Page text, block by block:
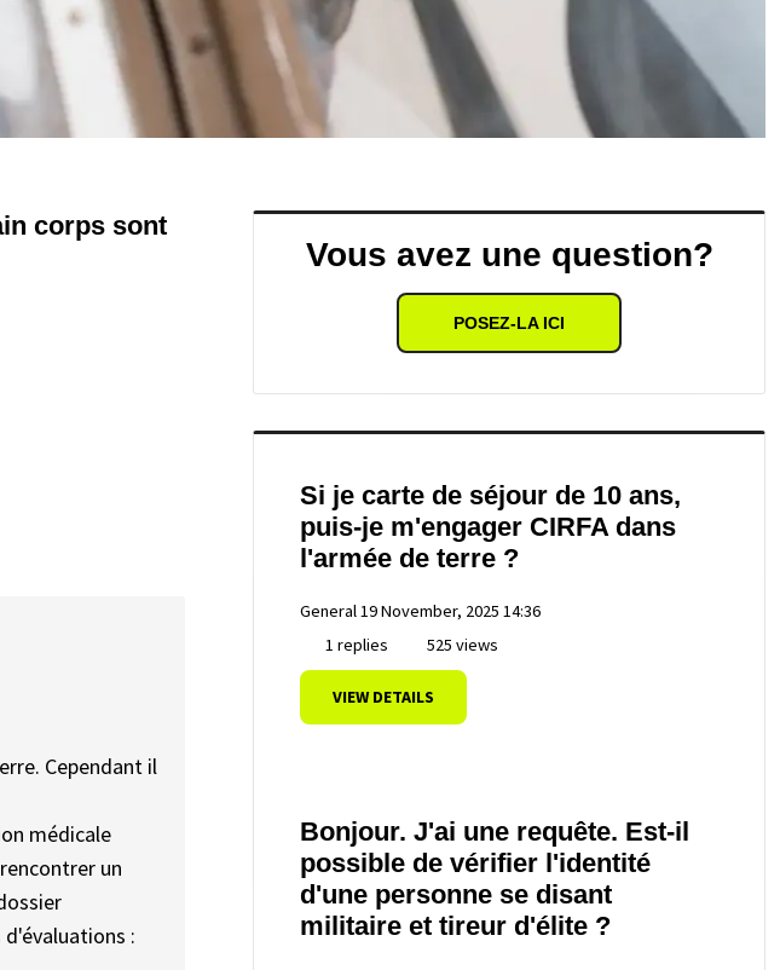
corps sont
Cependant il
médicale
un
:
Vous avez une question?
POSEZ-LA ICI
Si je carte de séjour de 10 ans,
puis-je m'engager CIRFA dans
l'armée de terre ?
General19 November, 2025 14:36
1 replies
525 views
VIEW DETAILS
Bonjour. J'ai une requête. Est-il
possible de vérifier l'identité
d'une personne se disant
militaire et tireur d'élite ?